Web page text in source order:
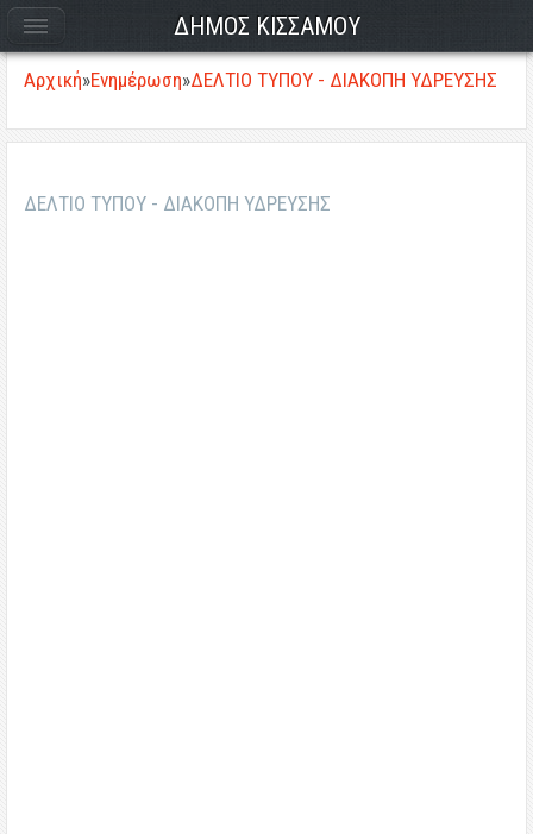
Αρχική»Ενημέρωση»ΔΕΛΤΙΟ ΤΥΠΟΥ - ΔΙΑΚΟΠΗ ΥΔΡΕΥΣΗΣ
ΔΕΛΤΙΟ ΤΥΠΟΥ - ΔΙΑΚΟΠΗ ΥΔΡΕΥΣΗΣ
ΔΗΜΟΣ ΚΙΣΣΑΜΟΥ